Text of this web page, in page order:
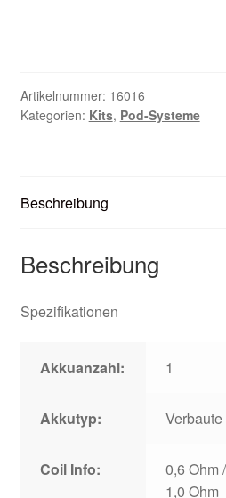
Nikotintabelle
Artikelnummer: 16016
Kategorien: Kits, Pod-Systeme
Beschreibung
Beschreibung
Spezifikationen
Akkuanzahl: 1
Akkutyp:
Coil Info:
0,6 Ohm
1,0 Ohm